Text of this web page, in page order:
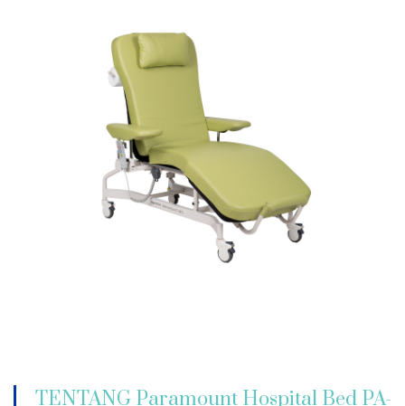
TENTANG Paramount Hospital Bed PA-